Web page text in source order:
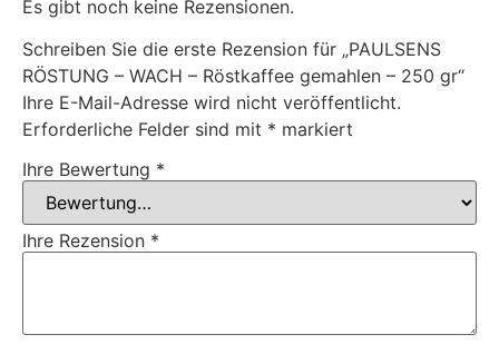
Es gibt noch keine Rezensionen.
Schreiben Sie die erste Rezension für „PAULSENS
RÖSTUNG – WACH – Röstkaffee gemahlen – 250 gr“
Ihre E-Mail-Adresse wird nicht veröffentlicht.
Erforderliche Felder sind mit * markiert
Ihre Bewertung *
Ihre Rezension *